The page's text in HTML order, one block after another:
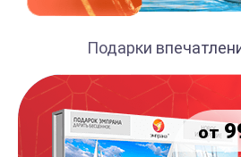
Подарки
от